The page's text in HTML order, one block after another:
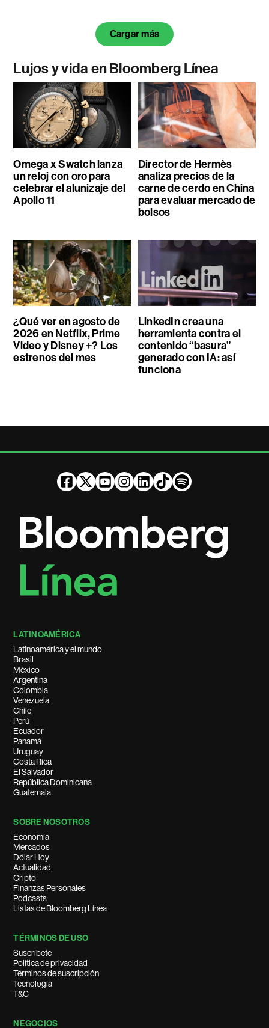
Cargar más
Lujos y vida en Bloomberg Línea
Omega x Swatch lanza
un reloj con oro para
celebrar el alunizaje del
Apollo 11
Director de Hermès
analiza precios de la
carne de cerdo en China
para evaluar mercado de
bolsos
¿Qué ver en agosto de
2026 en Netflix, Prime
Video y Disney +? Los
estrenos del mes
LinkedIn crea una
herramienta contra el
contenido “basura”
generado con IA: así
funciona
LATINOAMÉRICA
Latinoamérica y el mundo
Brasil
México
Argentina
Colombia
Venezuela
Chile
Perú
Ecuador
Panamá
Uruguay
Costa Rica
El Salvador
República Dominicana
Guatemala
SOBRE NOSOTROS
Economía
Mercados
Dólar Hoy
Actualidad
Cripto
Finanzas Personales
Podcasts
Listas de Bloomberg Línea
TÉRMINOS DE USO
Suscríbete
Política de privacidad
Términos de suscripción
Tecnología
T&C
NEGOCIOS